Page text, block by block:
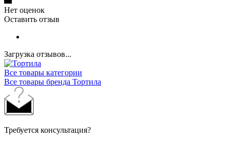
Нет оценок
Оставить отзыв
Загрузка отзывов...
Все товары категории
Все товары бренда Тортила
Требуется консультация?